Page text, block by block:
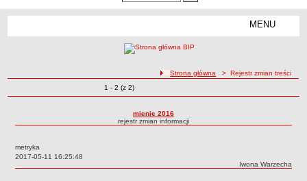
MENU
Techniczne Zakłady Naukowe
PRZEDSZKOLA
ARCHIWUM SZKÓŁ I PLACÓWEK
Zlikwidowane gimnazja
ścieżka nawigacji
Strona główna > Rejestr zmian treści
Zmiany o pozycjach
1 - 2 (z 2)
mienie 2016
rejestr zmian informacji
metryka
Data:
2017-05-11 16:25:48
Autor:
Iwona Warzecha